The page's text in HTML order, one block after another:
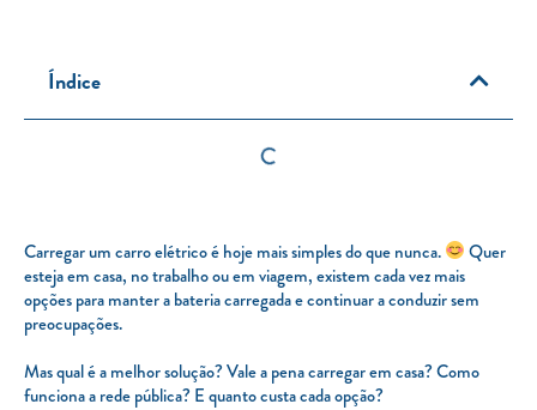
Índice
Carregar um carro elétrico é hoje mais simples do que nunca.
Quer
esteja em casa, no trabalho ou em viagem, existem cada vez mais
opções para manter a bateria carregada e continuar a conduzir sem
preocupações.
Mas qual é a melhor solução? Vale a pena carregar em casa? Como
funciona a rede pública? E quanto custa cada opção?